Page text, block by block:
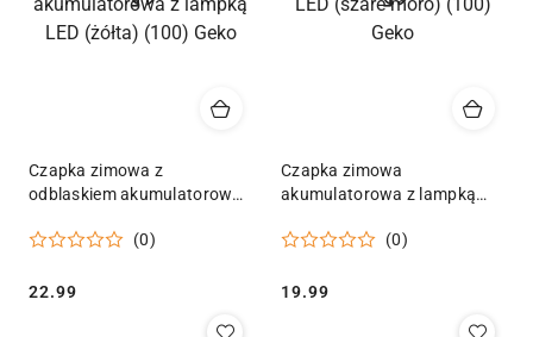
Czapka zimowa z
odblaskiem akumulatorowa
Geko
(0)
Cena:
22.99
Czapka zimowa
akumulatorowa z lampką
(0)
Cena:
19.99